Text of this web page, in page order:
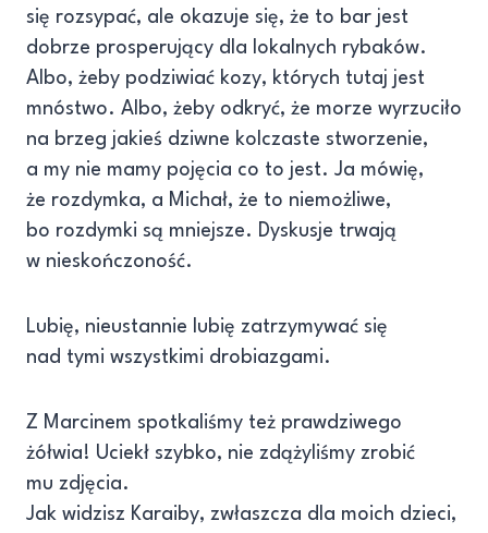
się rozsypać, ale okazuje się, że to bar jest
dobrze prosperujący dla lokalnych rybaków.
Albo, żeby podziwiać kozy, których tutaj jest
mnóstwo. Albo, żeby odkryć, że morze wyrzuciło
na brzeg jakieś dziwne kolczaste stworzenie,
a my nie mamy pojęcia co to jest. Ja mówię,
że rozdymka, a Michał, że to niemożliwe,
bo rozdymki są mniejsze. Dyskusje trwają
w nieskończoność.
Lubię, nieustannie lubię zatrzymywać się
nad tymi wszystkimi drobiazgami.
Z Marcinem spotkaliśmy też prawdziwego
żółwia! Uciekł szybko, nie zdążyliśmy zrobić
mu zdjęcia.
Jak widzisz Karaiby, zwłaszcza dla moich dzieci,